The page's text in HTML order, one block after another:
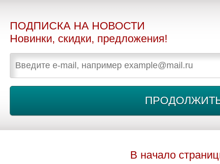
ПОДПИСКА НА НОВОСТИ
Новинки, скидки, предложения!
В начало